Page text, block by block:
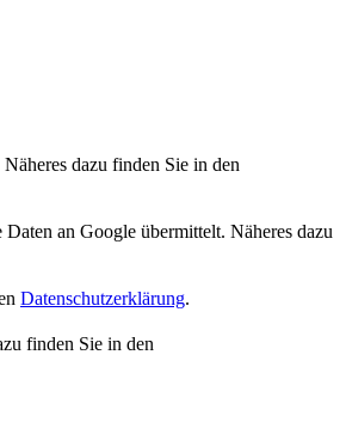
dazu finden Sie in den
an Google übermittelt. Näheres dazu
Datenschutzerklärung.
finden Sie in den